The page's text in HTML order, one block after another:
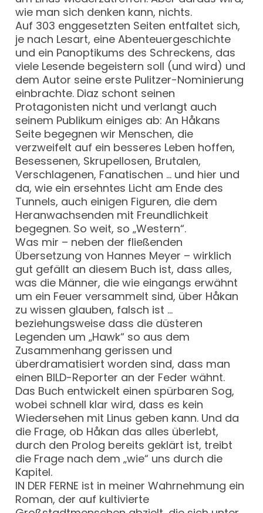
wie man sich denken kann, nichts.
Auf 303 enggesetzten Seiten entfaltet sich,
je nach Lesart, eine Abenteuergeschichte
und ein Panoptikums des Schreckens, das
viele Lesende begeistern soll (und wird) und
dem Autor seine erste Pulitzer-Nominierung
einbrachte. Diaz schont seinen
Protagonisten nicht und verlangt auch
seinem Publikum einiges ab: An Håkans
Seite begegnen wir Menschen, die
verzweifelt auf ein besseres Leben hoffen,
Besessenen, Skrupellosen, Brutalen,
Verschlagenen, Fanatischen … und hier und
da, wie ein ersehntes Licht am Ende des
Tunnels, auch einigen Figuren, die dem
Heranwachsenden mit Freundlichkeit
begegnen. So weit, so „Western“.
Was mir – neben der fließenden
Übersetzung von Hannes Meyer – wirklich
gut gefällt an diesem Buch ist, dass alles,
was die Männer, die wie eingangs erwähnt
um ein Feuer versammelt sind, über Håkan
zu wissen glauben, falsch ist …
beziehungsweise dass die düsteren
Legenden um „Hawk“ so aus dem
Zusammenhang gerissen und
überdramatisiert worden sind, dass man
einen BILD-Reporter an der Feder wähnt.
Das Buch entwickelt einen spürbaren Sog,
wobei schnell klar wird, dass es kein
Wiedersehen mit Linus geben kann. Und da
die Frage, ob Håkan das alles überlebt,
durch den Prolog bereits geklärt ist, treibt
die Frage nach dem „wie“ uns durch die
Kapitel.
IN DER FERNE ist in meiner Wahrnehmung ein
Roman, der auf kultivierte